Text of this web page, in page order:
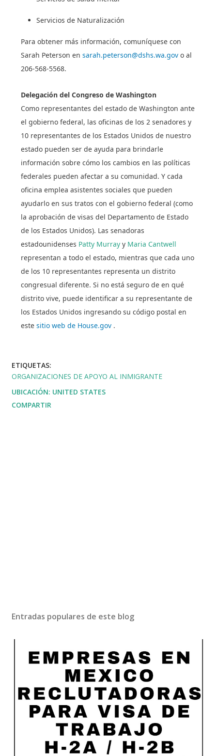
Servicios de Naturalización
Para obtener más información, comuníquese con
Sarah Peterson ensarah.peterson@dshs.wa.gov o al
206-568-5568.
Delegación del Congreso de Washington
Como representantes del estado de Washington ante
el gobierno federal, las oficinas de los 2 senadores y
10 representantes de los Estados Unidos de nuestro
estado pueden ser de ayuda para brindarle
información sobre cómo los cambios en las políticas
federales pueden afectar a su comunidad. Y cada
oficina emplea asistentes sociales que pueden
ayudarlo en sus tratos con el gobierno federal (como
la aprobación de visas del Departamento de Estado
de los Estados Unidos). Las senadoras
estadounidenses Patty Murray y Maria Cantwell
representan a todo el estado, mientras que cada uno
de los 10 representantes representa un distrito
congresual diferente. Si no está seguro de en qué
distrito vive, puede identificar a su representante de
los Estados Unidos ingresando su código postal en
estesitio web de House.gov .
ETIQUETAS:
ORGANIZACIONES DE APOYO AL INMIGRANTE
UBICACIÓN: UNITED STATES
COMPARTIR
Entradas populares de este blog